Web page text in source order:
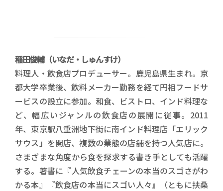
稲田俊輔（いなだ・しゅんすけ）
料理人・飲食店プロデューサー。鹿児島県生まれ。京
都大学卒業後、飲料メーカー勤務を経て円相フードサ
ービスの設立に参加。和食、ビストロ、インド料理な
ど、幅広いジャンルの飲食店の展開に従事。2011
年、東京駅八重洲地下街に南インド料理店「エリック
サウス」を開店、複数の業態の店舗を持つ人気店に。
さまざまな角度から食を探求する書き手としても活躍
する。著書に『人気飲食チェーンの本当のスゴさがわ
かる本』『飲食店の本当にスゴい人々』（ともに扶桑